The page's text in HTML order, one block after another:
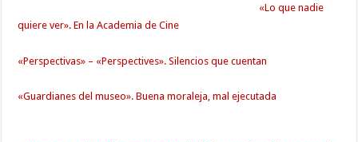
«Lo que nadie
quiere ver». En la Academia de Cine
«Perspectivas» – «Perspectives». Silencios que cuentan
«Guardianes del museo». Buena moraleja, mal ejecutada